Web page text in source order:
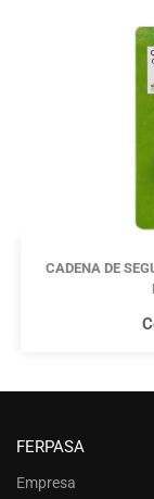
CADENA DE
FERPASA
Empresa